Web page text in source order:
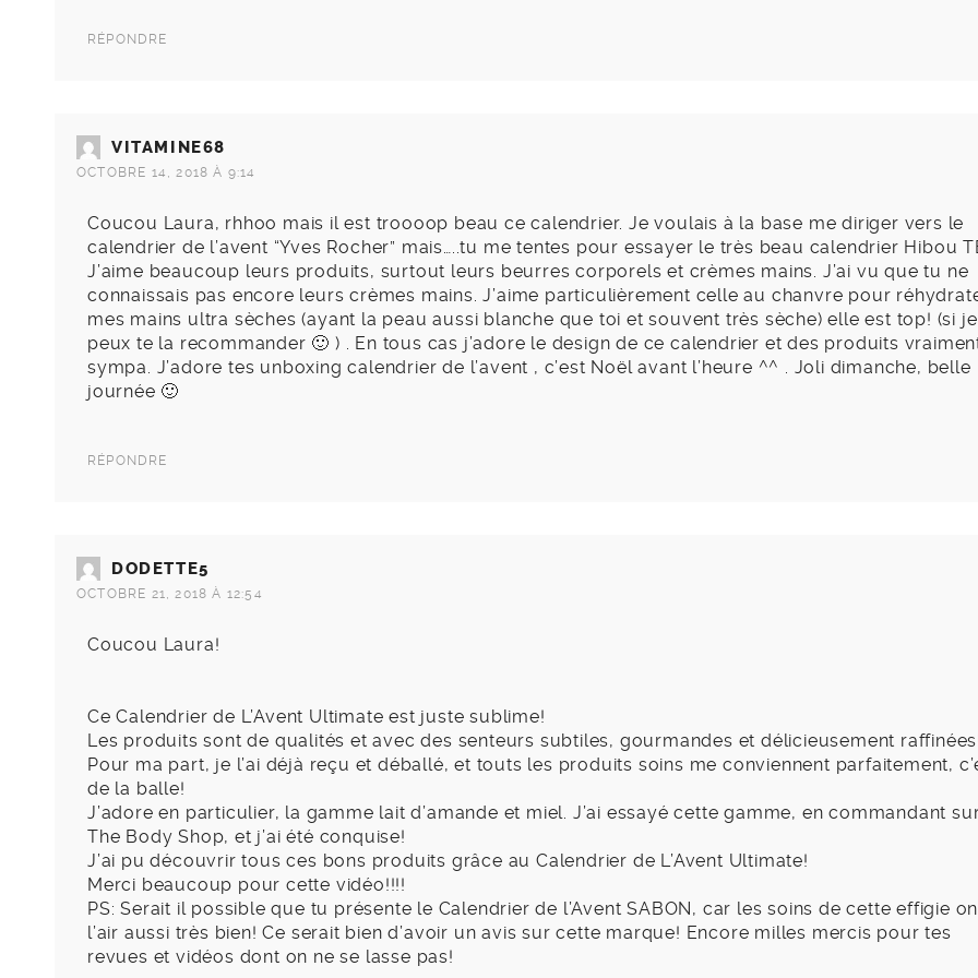
RÉPONDRE
VITAMINE68
OCTOBRE 14, 2018 À 9:14
Coucou Laura, rhhoo mais il est troooop beau ce calendrier. Je voulais à la base me diriger vers le
calendrier de l’avent “Yves Rocher” mais…..tu me tentes pour essayer le très beau calendrier Hibou
J’aime beaucoup leurs produits, surtout leurs beurres corporels et crèmes mains. J’ai vu que tu ne
connaissais pas encore leurs crèmes mains. J’aime particulièrement celle au chanvre pour
mes mains ultra sèches (ayant la peau aussi blanche que toi et souvent très sèche) elle est top! (si je
peux te la recommander 🙂 ) . En tous cas j’adore le design de ce calendrier et des produits
sympa. J’adore tes unboxing calendrier de l’avent , c’est Noël avant l’heure ^^ . Joli dimanche, belle
journée 🙂
RÉPONDRE
DODETTE5
OCTOBRE 21, 2018 À 12:54
Coucou Laura!
Ce Calendrier de L’Avent Ultimate est juste sublime!
Les produits sont de qualités et avec des senteurs subtiles, gourmandes et délicieusement
Pour ma part, je l’ai déjà reçu et déballé, et touts les produits soins me conviennent parfaitement,
de la balle!
J’adore en particulier, la gamme lait d’amande et miel. J’ai essayé cette gamme, en commandant
The Body Shop, et j’ai été conquise!
J’ai pu découvrir tous ces bons produits grâce au Calendrier de L’Avent Ultimate!
Merci beaucoup pour cette vidéo!!!!
PS: Serait il possible que tu présente le Calendrier de l’Avent SABON, car les soins de cette effigie on
l’air aussi très bien! Ce serait bien d’avoir un avis sur cette marque! Encore milles mercis pour tes
revues et vidéos dont on ne se lasse pas!